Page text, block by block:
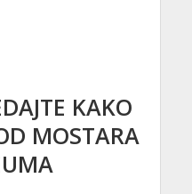
KAKO
MOSTARA